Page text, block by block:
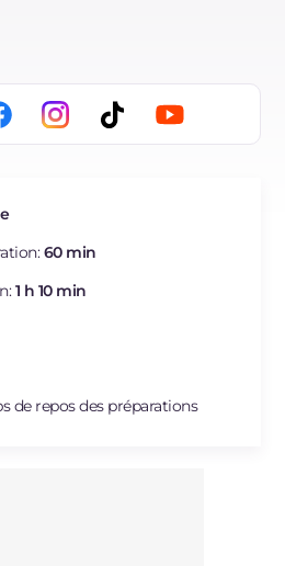
60 min
1 h 10 min
de repos des préparations